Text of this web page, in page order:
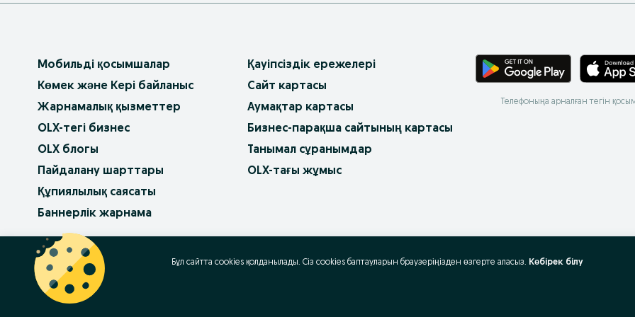
Мобильді қосымшалар
Көмек және Кері байланыс
Жарнамалық қызметтер
OLX-тегі бизнес
OLX блогы
Пайдалану шарттары
Құпиялылық саясаты
Баннерлік жарнама
Қауіпсіздік ережелері
Сайт картасы
Аумақтар картасы
Бизнес-парақша сайтының картасы
Танымал сұранымдар
OLX-тағы жұмыс
Телефоныңа арналған тегін
OLX.bg
Бұл сайтта cookies қолданылады. Сіз cookies баптауларын браузеріңізден өзгерте аласыз. Көбірек білу